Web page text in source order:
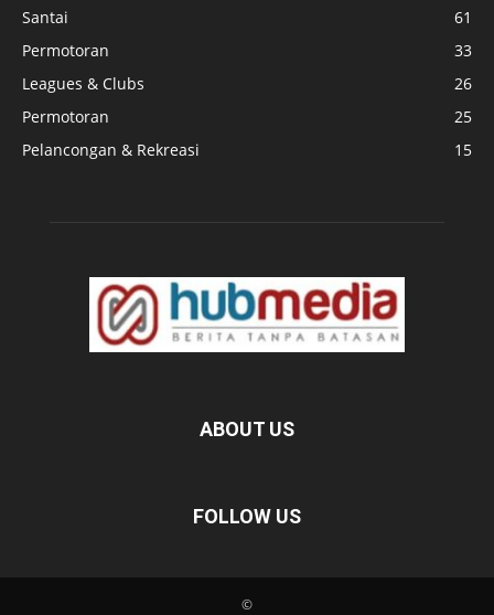
Santai
61
Permotoran
33
Leagues & Clubs
26
Permotoran
25
Pelancongan & Rekreasi
15
ABOUT US
FOLLOW US
©